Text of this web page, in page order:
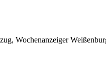
Wochenanzeiger